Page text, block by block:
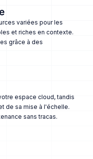
variées pour les
et riches en contexte.
grâce à des
espace cloud, tandis
de sa mise à l'échelle.
sans tracas.